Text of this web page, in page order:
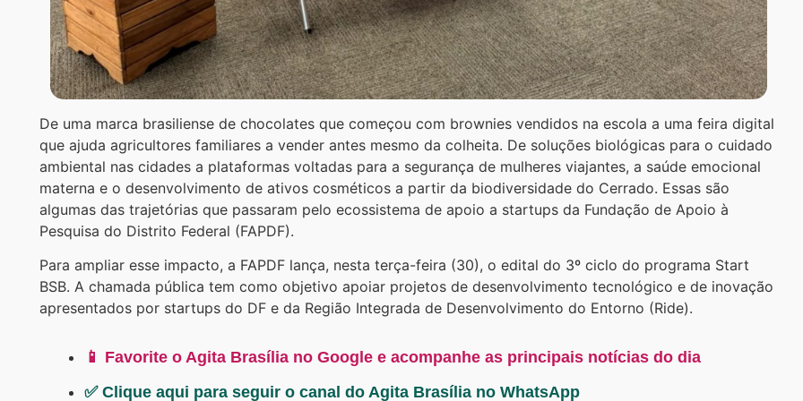
De uma marca brasiliense de chocolates que começou com brownies vendidos na escola a uma feira digital
que ajuda agricultores familiares a vender antes mesmo da colheita. De soluções biológicas para o cuidado
ambiental nas cidades a plataformas voltadas para a segurança de mulheres viajantes, a saúde emocional
materna e o desenvolvimento de ativos cosméticos a partir da biodiversidade do Cerrado. Essas são
algumas das trajetórias que passaram pelo ecossistema de apoio a startups da Fundação de Apoio à
Pesquisa do Distrito Federal (FAPDF).
Para ampliar esse impacto, a FAPDF lança, nesta terça-feira (30), o edital do 3º ciclo do programa Start
BSB. A chamada pública tem como objetivo apoiar projetos de desenvolvimento tecnológico e de inovação
apresentados por startups do DF e da Região Integrada de Desenvolvimento do Entorno (Ride).
📱 Favorite o Agita Brasília no Google e acompanhe as principais notícias do dia
✅ Clique aqui para seguir o canal do Agita Brasília no WhatsApp